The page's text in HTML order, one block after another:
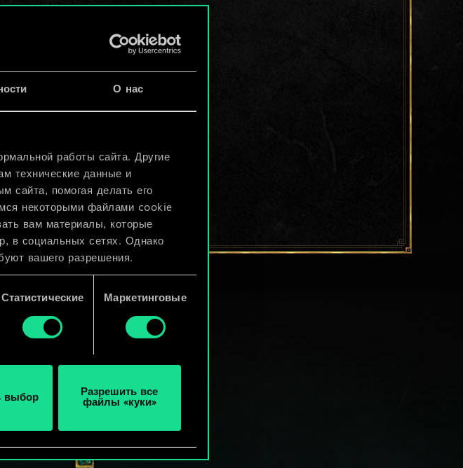
О нас
работы сайта. Другие
технические данные и
сайта, помогая делать его
некоторыми файлами cookie
вам материалы, которые
в социальных сетях. Однако
вашего разрешения.
мы используем ваши файлы
Статистические Маркетинговые
выбор
Разрешить все
файлы «куки»